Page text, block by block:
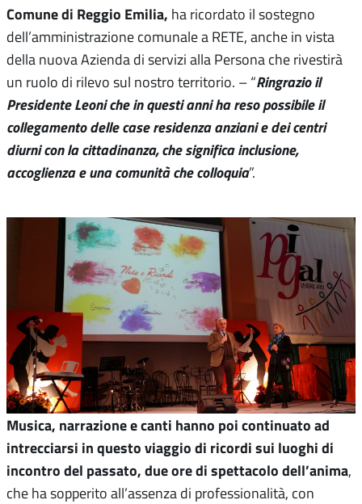
Comune di Reggio Emilia, ha ricordato il sostegno
dell’amministrazione comunale a RETE, anche in vista
della nuova Azienda di servizi alla Persona che rivestirà
un ruolo di rilevo sul nostro territorio. – “Ringrazio il
Presidente Leoni che in questi anni ha reso possibile il
collegamento delle case residenza anziani e dei centri
diurni con la cittadinanza, che significa inclusione,
accoglienza e una comunità che colloquia”.
Musica, narrazione e canti hanno poi continuato ad
intrecciarsi in questo viaggio di ricordi sui luoghi di
incontro del passato, due ore di spettacolo dell’anima,
che ha sopperito all’assenza di professionalità, con